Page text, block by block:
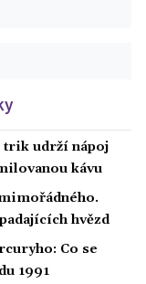
trik udrží nápoj
kávu
hvězd
Co se
1991